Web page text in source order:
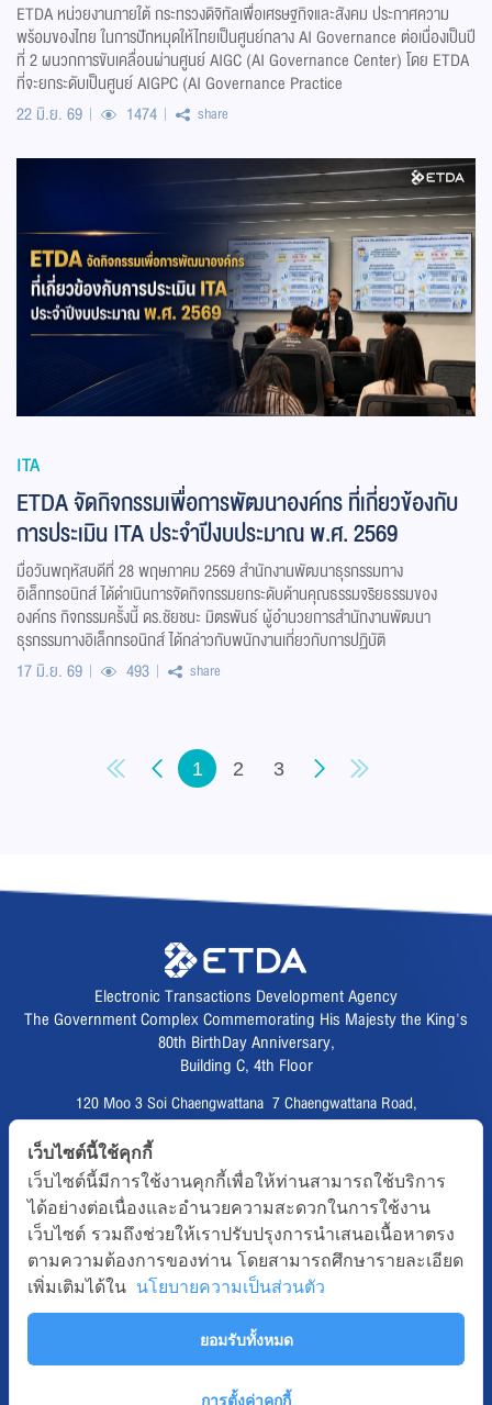
TOP
ETDA หน่วยงานภายใต้ กระทรวงดิจิทัลเพื่อเศรษฐกิจและสังคม ประกาศความ
พร้อมของไทย ในการปักหมุดให้ไทยเป็นศูนย์กลาง AI Governance ต่อเนื่องเป็นปี
ที่ 2 ผนวกการขับเคลื่อนผ่านศูนย์ AIGC (AI Governance Center) โดย ETDA
ที่จะยกระดับเป็นศูนย์ AIGPC (AI Governance Practice
22 มิ.ย. 69
1474 share
ITA
ETDA จัดกิจกรรมเพื่อการพัฒนาองค์กร ที่เกี่ยวข้องกับ
การประเมิน ITA ประจำปีงบประมาณ พ.ศ. 2569
มื่อวันพฤหัสบดีที่ 28 พฤษภาคม 2569 สำนักงานพัฒนาธุรกรรมทาง
อิเล็กทรอนิกส์ ได้ดำเนินการจัดกิจกรรมยกระดับด้านคุณธรรมจริยธรรมของ
องค์กร กิจกรรมครั้งนี้ ดร.ชัยชนะ มิตรพันธ์ ผู้อำนวยการสำนักงานพัฒนา
ธุรกรรมทางอิเล็กทรอนิกส์ ได้กล่าวกับพนักงานเกี่ยวกับการปฏิบัติ
17 มิ.ย. 69
493 share
1 2 3
Electronic Transactions Development Agency
The Government Complex Commemorating His Majesty the King's
80th BirthDay Anniversary,
Building C, 4th Floor
120 Moo 3 Soi Chaengwattana 7 Chaengwattana Road,
Fax :02 123 1200
CALL CENTER :02 123 1234
email :info@etda.or.th
Follows
Copyright © 2020, All right reserved.ETDA | Electronic Transactions
Development Agency
Sitemap
เว็บไซต์นี้ใช้คุกกี้
เว็บไซต์นี้มีการใช้งานคุกกี้เพื่อให้ท่านสามารถใช้บริการ
ได้อย่างต่อเนื่องและอำนวยความสะดวกในการใช้งาน
เว็บไซต์ รวมถึงช่วยให้เราปรับปรุงการนำเสนอเนื้อหาตรง
ตามความต้องการของท่าน โดยสามารถศึกษารายละเอียด
เพิ่มเติมได้ใน นโยบายความเป็นส่วนตัว
ยอมรับทั้งหมด
การตั้งค่าคุกกี้